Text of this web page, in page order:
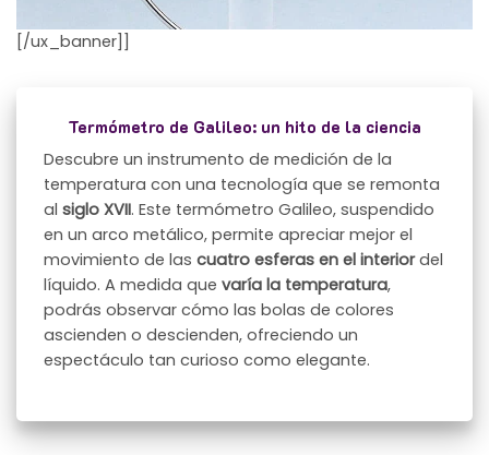
[/ux_banner]]
Termómetro de Galileo: un hito de la ciencia
Descubre un instrumento de medición de la
temperatura con una tecnología que se remonta
alsiglo XVII. Este termómetro Galileo, suspendido
en un arco metálico, permite apreciar mejor el
movimiento de las cuatro esferas en el interiordel
líquido. A medida quevaría la temperatura,
podrás observar cómo las bolas de colores
ascienden o descienden, ofreciendo un
espectáculo tan curioso como elegante.